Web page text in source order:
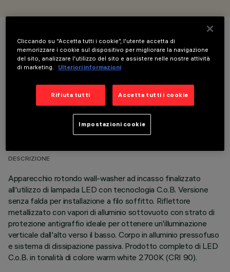
COLORE
DATI TECNICI
ULTIMO AGGIORNAMENTO: 01/08/2026
DESCRIZIONE
Apparecchio rotondo wall-washer ad incasso finalizzato
all'utilizzo di lampada LED con tecnoclogia C.o.B. Versione
senza falda per installazione a filo soffitto. Riflettore
metallizzato con vapori di alluminio sottovuoto con strato di
protezione antigraffio ideale per ottenere un'illuminazione
verticale dall'alto verso il basso. Corpo in alluminio pressofuso
e sistema di dissipazione passiva. Prodotto completo di LED
C.o.B. in tonalità di colore warm white 2700K (CRI 90).
Cliccando su “Accetta tutti i cookie”, l'utente accetta di
memorizzare i cookie sul dispositivo per migliorare la navigazione
del sito, analizzare l'utilizzo del sito e assistere nelle nostre attività
di marketing.
Ulteriori informazioni
Rifiuta tutti Accetta tutti i cookie
Impostazioni cookie